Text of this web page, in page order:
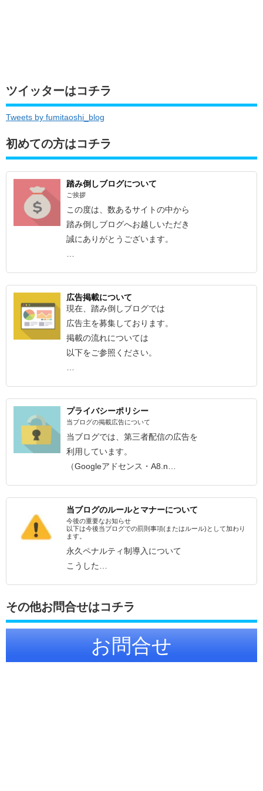
ツイッターはコチラ
Tweets by fumitaoshi_blog
初めての方はコチラ
踏み倒しブログについて
ご挨拶
この度は、数あるサイトの中から
踏み倒しブログへお越しいただき
誠にありがとうございます。
広告掲載について
現在、踏み倒しブログでは
広告主を募集しております。
掲載の流れについては
以下をご参照ください。
プライバシーポリシー
当ブログの掲載広告について
当ブログでは、第三者配信の広告を
利用しています。
（Googleアドセンス・A8.n…
当ブログのルールとマナーについて
今後の重要なお知らせ
以下は今後当ブログでの罰則事項(またはルール)として加わり
ます。
永久ペナルティ制導入について
こうした…
その他お問合せはコチラ
お問合せ